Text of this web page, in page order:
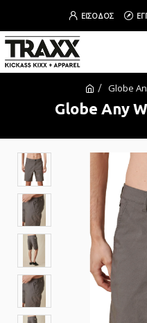
ΕΊΣΟΔΟΣ
Globe
Globe Any